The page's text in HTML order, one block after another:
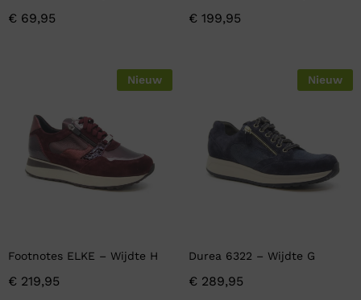
€ 69,95 € 199,95
Nieuw
Footnotes ELKE – Wijdte H
€ 219,95
Nieuw
Durea 6322 – Wijdte G
€ 289,95